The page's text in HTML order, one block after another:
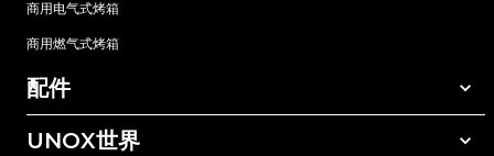
商用电气式烤箱
商用燃气式烤箱
配件
所有配件
UNOX世界